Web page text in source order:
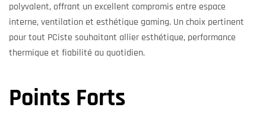
polyvalent, offrant un excellent compromis entre espace
interne, ventilation et esthétique gaming. Un choix pertinent
pour tout PCiste souhaitant allier esthétique, performance
thermique et fiabilité au quotidien.
Points Forts